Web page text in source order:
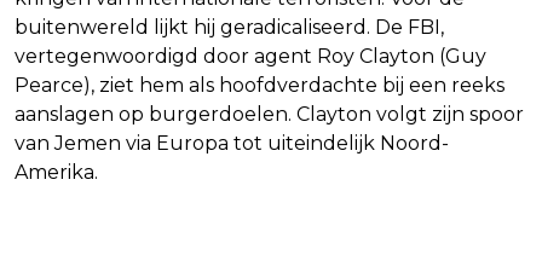
buitenwereld lijkt hij geradicaliseerd. De FBI,
vertegenwoordigd door agent Roy Clayton (Guy
Pearce), ziet hem als hoofdverdachte bij een reeks
aanslagen op burgerdoelen. Clayton volgt zijn spoor
van Jemen via Europa tot uiteindelijk Noord-
Amerika.